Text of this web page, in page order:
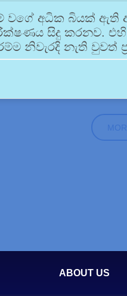
වගේ අධික බියක් ඇති
සිදු කරනව.
නිවැරදි නැති වුවත්
ABOUT US